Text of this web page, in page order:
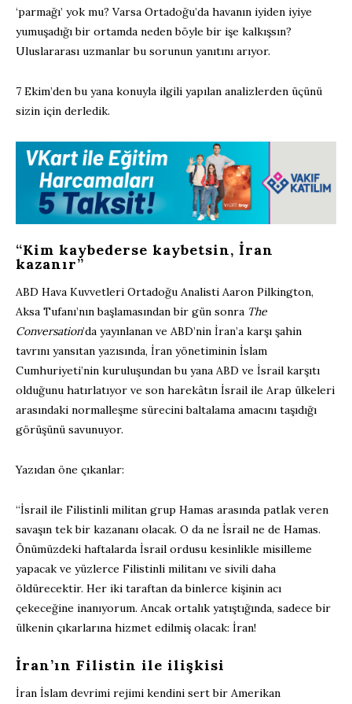
‘parmağı’ yok mu? Varsa Ortadoğu’da havanın iyiden iyiye
yumuşadığı bir ortamda neden böyle bir işe kalkışsın?
Uluslararası uzmanlar bu sorunun yanıtını arıyor.
7 Ekim’den bu yana konuyla ilgili yapılan analizlerden üçünü
sizin için derledik.
“Kim kaybederse kaybetsin, İran
kazanır”
ABD Hava Kuvvetleri Ortadoğu Analisti Aaron Pilkington,
Aksa Tufanı’nın başlamasından bir gün sonra The
Conversation’da yayınlanan ve ABD’nin İran’a karşı şahin
tavrını yansıtan yazısında, İran yönetiminin İslam
Cumhuriyeti’nin kuruluşundan bu yana ABD ve İsrail karşıtı
olduğunu hatırlatıyor ve son harekâtın İsrail ile Arap ülkeleri
arasındaki normalleşme sürecini baltalama amacını taşıdığı
görüşünü savunuyor.
Yazıdan öne çıkanlar:
“İsrail ile Filistinli militan grup Hamas arasında patlak veren
savaşın tek bir kazananı olacak. O da ne İsrail ne de Hamas.
Önümüzdeki haftalarda İsrail ordusu kesinlikle misilleme
yapacak ve yüzlerce Filistinli militanı ve sivili daha
öldürecektir. Her iki taraftan da binlerce kişinin acı
çekeceğine inanıyorum. Ancak ortalık yatıştığında, sadece bir
ülkenin çıkarlarına hizmet edilmiş olacak: İran!
İran’ın Filistin ile ilişkisi
İran İslam devrimi rejimi kendini sert bir Amerikan